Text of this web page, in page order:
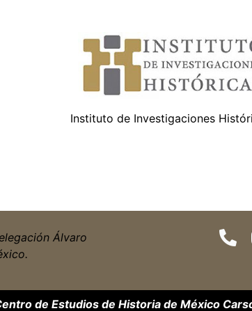
Instituto de Investigaciones
Álvaro
de Estudios de Historia de México